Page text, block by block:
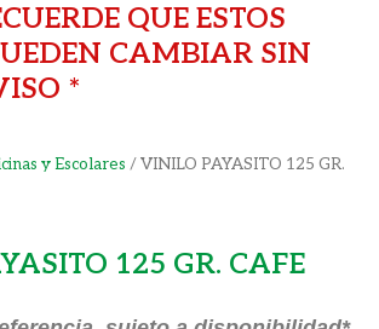
QUE ESTOS
CAMBIAR SIN
*
y Escolares / VINILO PAYASITO 125 GR.
125 GR. CAFE